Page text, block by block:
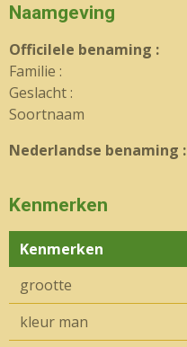
Naamgeving
OfficiIele benaming :
Familie :
Geslacht :
Soortnaam
Nederlandse benaming :
Kenmerken
Kenmerken
grootte
kleur man